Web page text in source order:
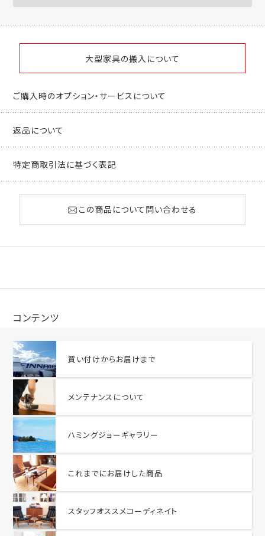
大型家具の搬入について
ご購入時のオプション・サービスについて
返品について
特定商取引法に基づく表記
この商品について問い合わせる
コンテンツ
買い付けからお届けまで
メンテナンスについて
ハミングジョーギャラリー
これまでにお届けした商品
スタッフオススメコーディネイト